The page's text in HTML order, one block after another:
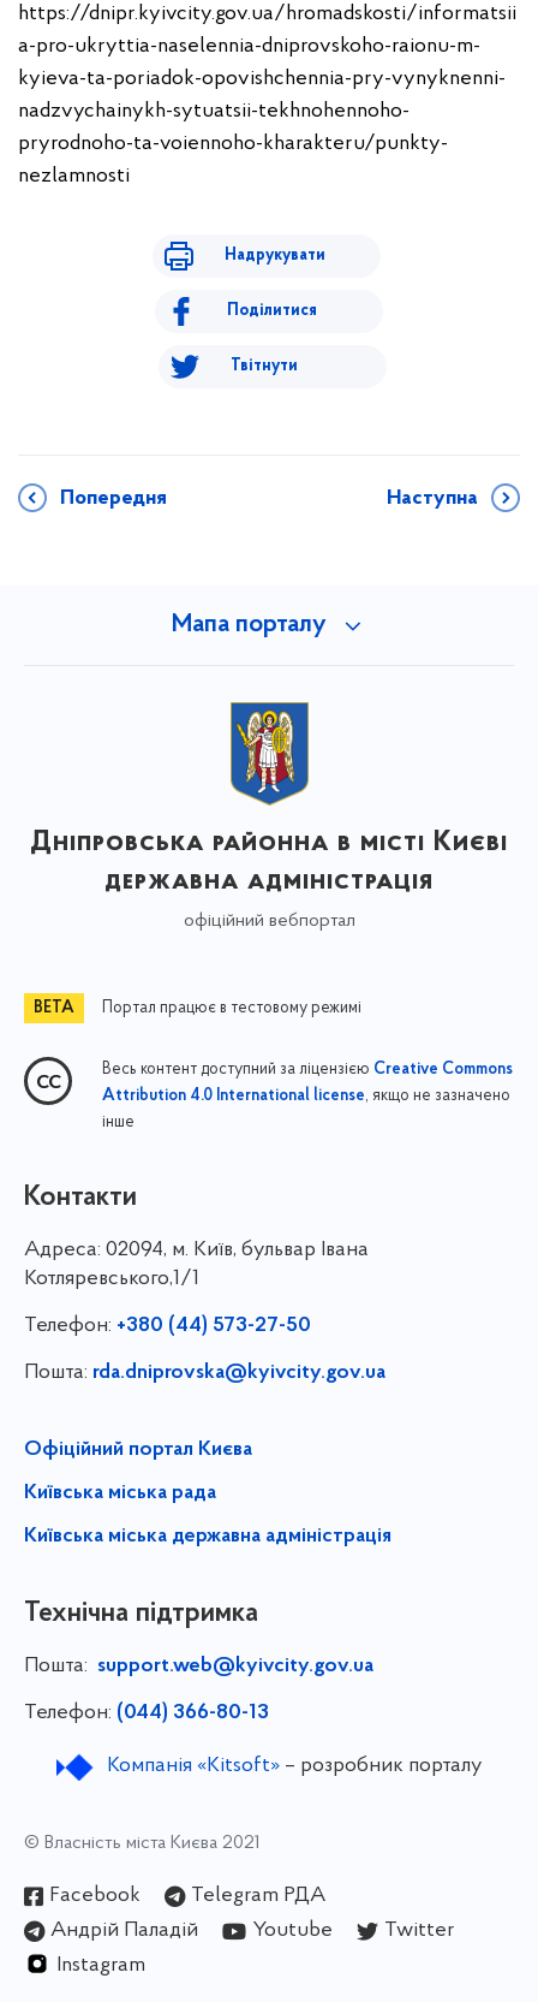
https://dnipr.kyivcity.gov.ua/hromadskosti/informatsii
a-pro-ukryttia-naselennia-dniprovskoho-raionu-m-
kyieva-ta-poriadok-opovishchennia-pry-vynyknenni-
nadzvychainykh-sytuatsii-tekhnohennoho-
pryrodnoho-ta-voiennoho-kharakteru/punkty-
nezlamnosti
Надрукувати
Поділитися
Твітнути
Попередня Наступна
Мапа порталу
Дніпровська районна в місті Києві
державна адміністрація
офіційний вебпортал
Портал працює в тестовому режимі
Весь контент доступний за ліцензією Creative Commons
Attribution 4.0 International license, якщо не зазначено
інше
Контакти
Адреса: 02094, м. Київ, бульвар Івана
Котляревського,1/1
Телефон: +380 (44) 573-27-50
Пошта: rda.dniprovska@kyivcity.gov.ua
Офіційний портал Києва
Київська міська рада
Київська міська державна адміністрація
Технічна підтримка
Пошта: support.web@kyivcity.gov.ua
Телефон: (044) 366-80-13
Компанія «Kitsoft»– розробник порталу
© Власність міста Києва 2021
Facebook
Telegram РДА
Андрій Паладій
Youtube
Twitter
Instagram